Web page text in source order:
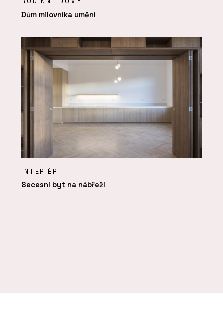
Dům milovníka umění
INTERIÉR
Secesní byt na nábřeží